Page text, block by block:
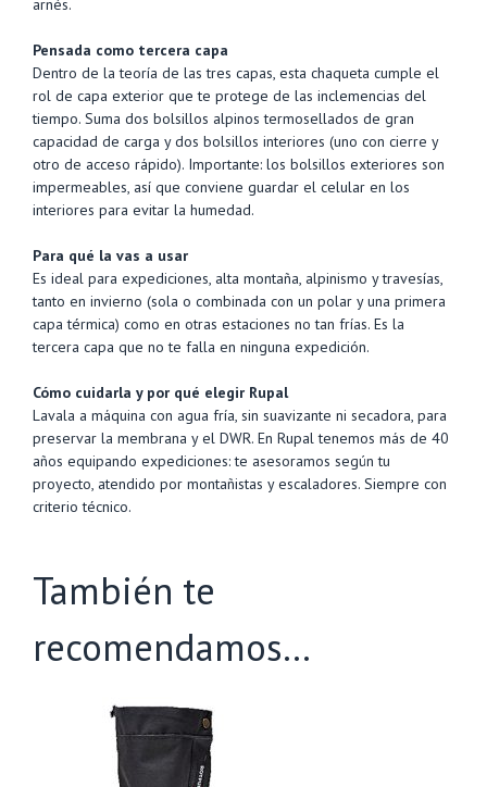
arnés.
Pensada como tercera capa
Dentro de la teoría de las tres capas, esta chaqueta cumple el
rol de capa exterior que te protege de las inclemencias del
tiempo. Suma dos bolsillos alpinos termosellados de gran
capacidad de carga y dos bolsillos interiores (uno con cierre y
otro de acceso rápido). Importante: los bolsillos exteriores son
impermeables, así que conviene guardar el celular en los
interiores para evitar la humedad.
Para qué la vas a usar
Es ideal para expediciones, alta montaña, alpinismo y travesías,
tanto en invierno (sola o combinada con un polar y una primera
capa térmica) como en otras estaciones no tan frías. Es la
tercera capa que no te falla en ninguna expedición.
Cómo cuidarla y por qué elegir Rupal
Lavala a máquina con agua fría, sin suavizante ni secadora, para
preservar la membrana y el DWR. En Rupal tenemos más de 40
años equipando expediciones: te asesoramos según tu
proyecto, atendido por montañistas y escaladores. Siempre con
criterio técnico.
También te
recomendamos…